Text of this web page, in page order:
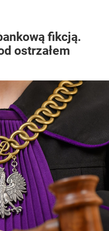
fikcją.
ostrzałem